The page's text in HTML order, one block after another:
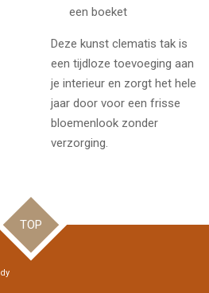
een boeket
Deze kunst clematis tak is
een tijdloze toevoeging aan
je interieur en zorgt het hele
jaar door voor een frisse
bloemenlook zonder
verzorging.
TOP